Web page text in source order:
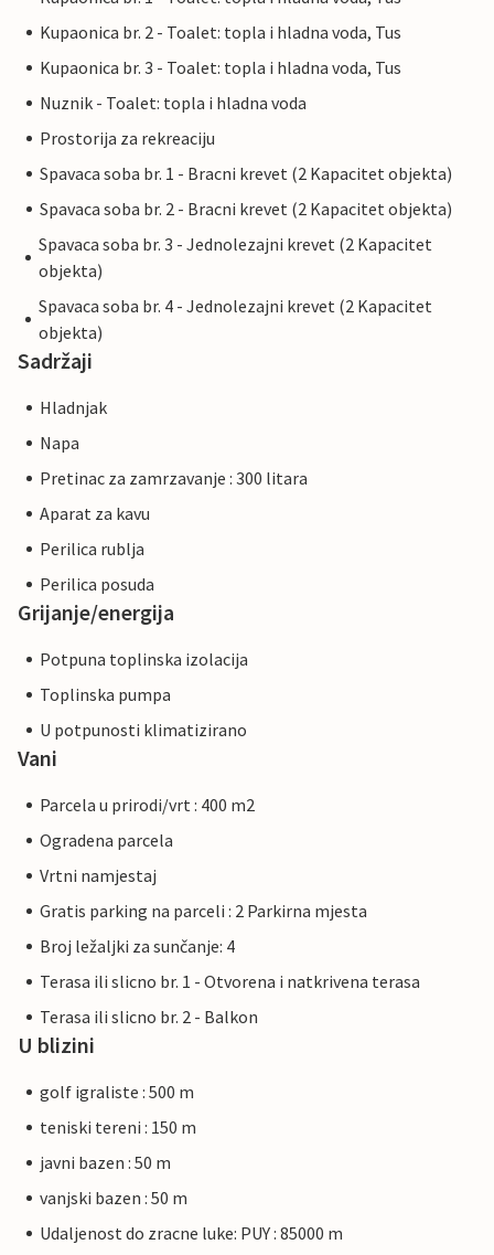
Kupaonica br. 2 - Toalet: topla i hladna voda, Tus
Kupaonica br. 3 - Toalet: topla i hladna voda, Tus
Nuznik - Toalet: topla i hladna voda
Prostorija za rekreaciju
Spavaca soba br. 1 - Bracni krevet (2 Kapacitet objekta)
Spavaca soba br. 2 - Bracni krevet (2 Kapacitet objekta)
Spavaca soba br. 3 - Jednolezajni krevet (2 Kapacitet
objekta)
Spavaca soba br. 4 - Jednolezajni krevet (2 Kapacitet
objekta)
Sadržaji
Hladnjak
Napa
Pretinac za zamrzavanje : 300 litara
Aparat za kavu
Perilica rublja
Perilica posuda
Grijanje/energija
Potpuna toplinska izolacija
Toplinska pumpa
U potpunosti klimatizirano
Vani
Parcela u prirodi/vrt : 400 m2
Ogradena parcela
Vrtni namjestaj
Gratis parking na parceli : 2 Parkirna mjesta
Broj ležaljki za sunčanje: 4
Terasa ili slicno br. 1 - Otvorena i natkrivena terasa
Terasa ili slicno br. 2 - Balkon
U blizini
golf igraliste : 500 m
teniski tereni : 150 m
javni bazen : 50 m
vanjski bazen : 50 m
Udaljenost do zracne luke: PUY : 85000 m